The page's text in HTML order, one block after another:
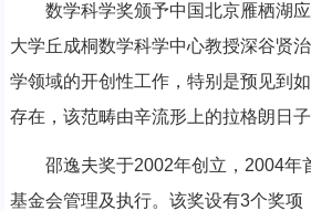
数学科学奖颁予中国北京雁栖湖应
大学丘成桐数学科学中心教授深谷贤
学领域的开创性工作，特别是预见到
存在，该范畴由辛流形上的拉格朗日子
邵逸夫奖于2002年创立，2004年
基金会管理及执行。该奖设有3个奖项